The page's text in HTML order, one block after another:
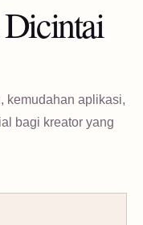
kemudahan aplikasi,
bagi kreator yang